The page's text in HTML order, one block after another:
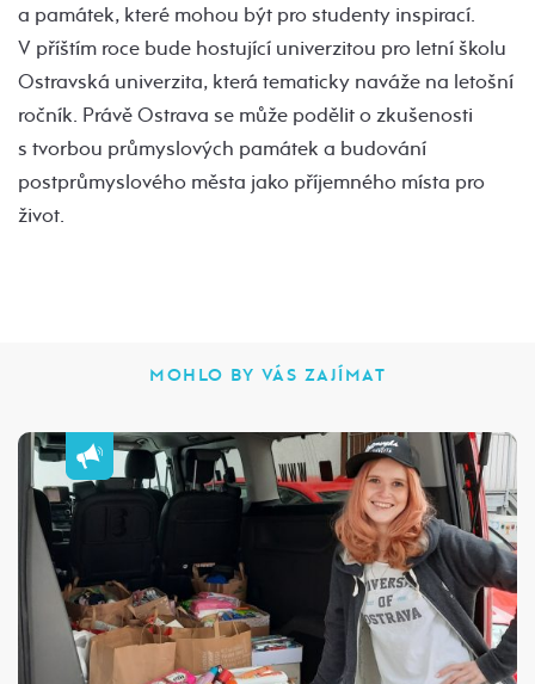
a památek, které mohou být pro studenty inspirací.
V příštím roce bude hostující univerzitou pro letní školu
Ostravská univerzita, která tematicky naváže na letošní
ročník. Právě Ostrava se může podělit o zkušenosti
s tvorbou průmyslových památek a budování
postprůmyslového města jako příjemného místa pro
život.
MOHLO BY VÁS ZAJÍMAT